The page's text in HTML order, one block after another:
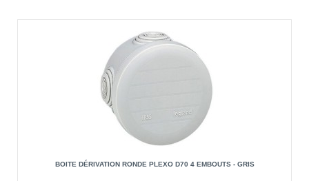
BOITE DÉRIVATION RONDE PLEXO D70 4 EMBOUTS - GRIS